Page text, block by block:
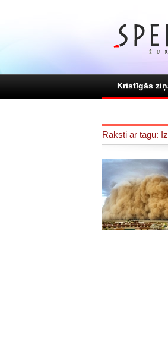
Kristīgās
Raksti ar tagu: